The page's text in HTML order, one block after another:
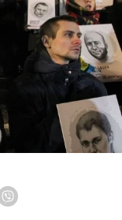
Viber